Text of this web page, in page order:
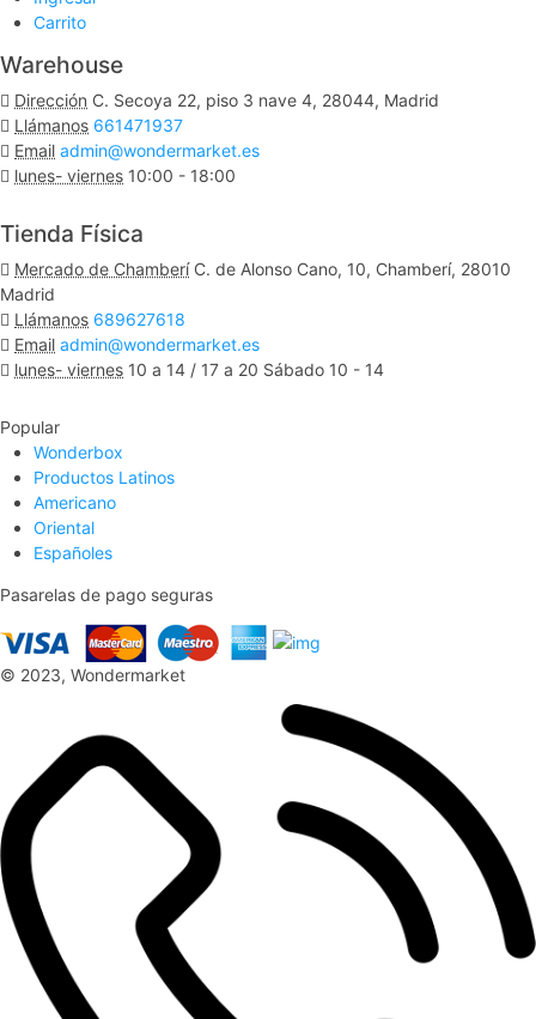
Carrito
Warehouse
Dirección C. Secoya 22, piso 3 nave 4, 28044, Madrid
Llámanos 661471937
Email admin@wondermarket.es
lunes- viernes 10:00 - 18:00
Tienda Física
Mercado de Chamberí C. de Alonso Cano, 10, Chamberí, 28010
Madrid
Llámanos 689627618
Email admin@wondermarket.es
lunes- viernes 10 a 14 / 17 a 20 Sábado 10 - 14
Popular
Wonderbox
Productos Latinos
Americano
Oriental
Españoles
Pasarelas de pago seguras
© 2023, Wondermarket